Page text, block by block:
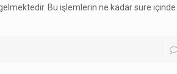
Bu işlemlerin ne kadar süre